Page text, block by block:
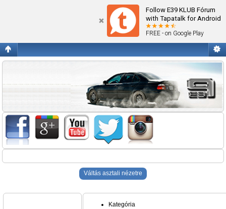
Follow E39 KLUB Fórum
with Tapatalk for Android
FREE - on Google Play
Váltás asztali nézetre
Kategória